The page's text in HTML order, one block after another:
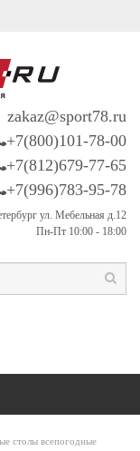
zakaz@sport78.ru
+7(800)101-78-00
+7(812)679-77-65
+7(996)783-95-78
ул. Мебельная д.12
Пн-Пт 10:00 - 18:00
столы всепогодные